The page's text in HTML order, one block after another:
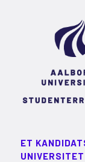
ET
UNIVERSITET